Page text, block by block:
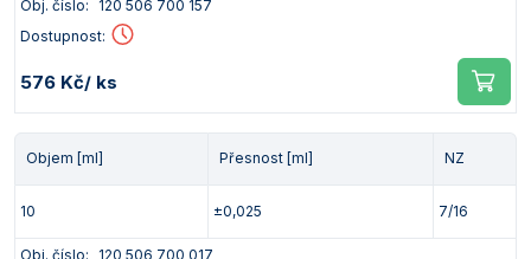
Obj. číslo:
120 506 700 157
Dostupnost:
576 Kč/ ks
Objem [ml] Přesnost [ml] NZ
10 ±0,025 7/16
Obj. číslo: 120 506 700 017